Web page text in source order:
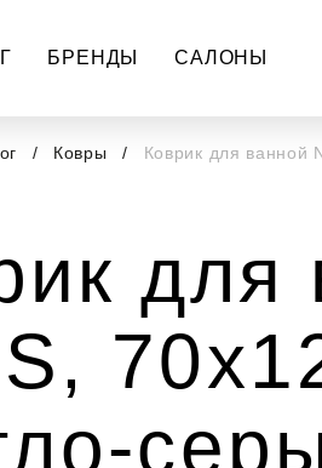
БРЕНДЫ САЛОНЫ
Ковры
Коврик для ванной
для